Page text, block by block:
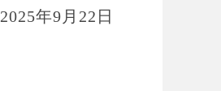
2025年9月22日